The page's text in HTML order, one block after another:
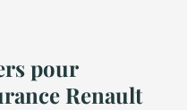
pour
Renault